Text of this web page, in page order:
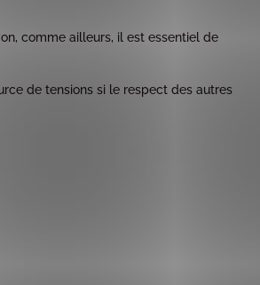
comme ailleurs, il est essentiel de
de tensions si le respect des autres